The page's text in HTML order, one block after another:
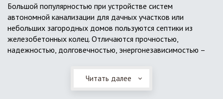
Большой популярностью при устройстве систем
автономной канализации для дачных участков или
небольших загородных домов пользуются септики из
железобетонных колец. Отличаются прочностью,
надежностью, долговечностью, энергонезависимостью –
ж/б колец состоят из нескольких камер, соединенных
переливными трубами, в которых происходят процессы
Читать далее